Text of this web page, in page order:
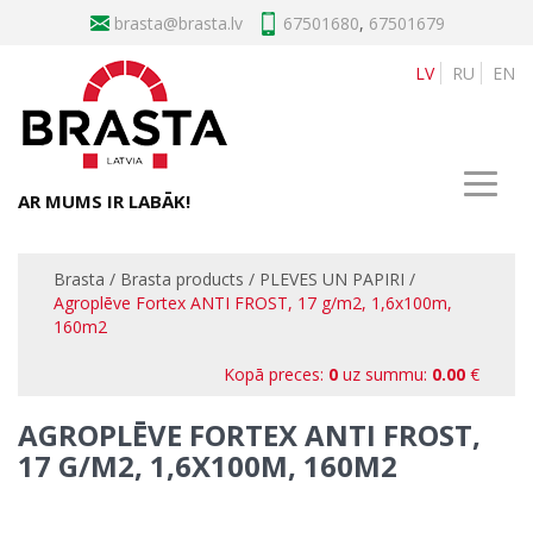
brasta 67501680, 67501679
AR MUMS IR LABĀK!
LV RU EN
Brasta / Brasta products / PLEVES UN PAPIRI /
Agroplēve Fortex ANTI FROST, 17 g/m2, 1,6x100m,
160m2
Kopā preces: 0 uz summu: 0.00 €
AGROPLĒVE FORTEX ANTI FROST,
17 G/M2, 1,6X100M, 160M2